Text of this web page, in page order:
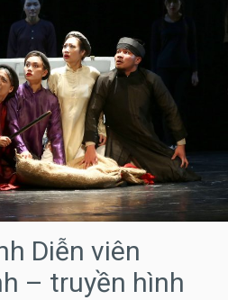
Diễn viên
– truyền hình